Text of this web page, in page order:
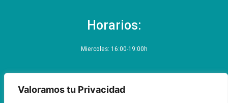
Valoramos tu Privacidad
Horarios:
Miercoles: 16:00-19:00h